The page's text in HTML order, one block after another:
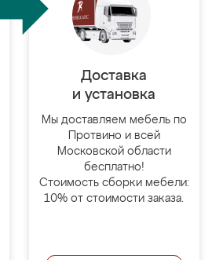
Доставка
и установка
Мы доставляем мебель по
Протвино и всей
Московской области
бесплатно!
Стоимость сборки мебели:
10% от стоимости заказа.